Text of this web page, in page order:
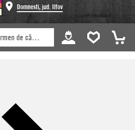
Domnesti, jud. Ilfov